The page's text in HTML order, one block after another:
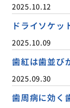
2025.10.12
ドライソケッ
2025.10.09
歯紅は歯並び
2025.09.30
歯周病に効く